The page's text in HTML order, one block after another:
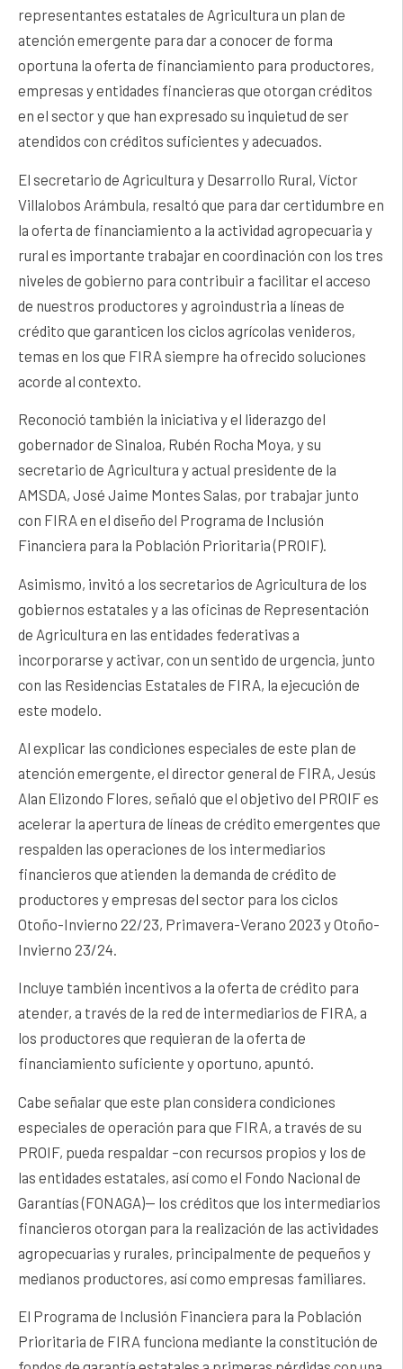
representantes estatales de Agricultura un plan de
atención emergente para dar a conocer de forma
oportuna la oferta de financiamiento para productores,
empresas y entidades financieras que otorgan créditos
en el sector y que han expresado su inquietud de ser
atendidos con créditos suficientes y adecuados.
El secretario de Agricultura y Desarrollo Rural, Víctor
Villalobos Arámbula, resaltó que para dar certidumbre en
la oferta de financiamiento a la actividad agropecuaria y
rural es importante trabajar en coordinación con los tres
niveles de gobierno para contribuir a facilitar el acceso
de nuestros productores y agroindustria a líneas de
crédito que garanticen los ciclos agrícolas venideros,
temas en los que FIRA siempre ha ofrecido soluciones
acorde al contexto.
Reconoció también la iniciativa y el liderazgo del
gobernador de Sinaloa, Rubén Rocha Moya, y su
secretario de Agricultura y actual presidente de la
AMSDA, José Jaime Montes Salas, por trabajar junto
con FIRA en el diseño del Programa de Inclusión
Financiera para la Población Prioritaria (PROIF).
Asimismo, invitó a los secretarios de Agricultura de los
gobiernos estatales y a las oficinas de Representación
de Agricultura en las entidades federativas a
incorporarse y activar, con un sentido de urgencia, junto
con las Residencias Estatales de FIRA, la ejecución de
este modelo.
Al explicar las condiciones especiales de este plan de
atención emergente, el director general de FIRA, Jesús
Alan Elizondo Flores, señaló que el objetivo del PROIF es
acelerar la apertura de líneas de crédito emergentes que
respalden las operaciones de los intermediarios
financieros que atienden la demanda de crédito de
productores y empresas del sector para los ciclos
Otoño-Invierno 22/23, Primavera-Verano 2023 y Otoño-
Invierno 23/24.
Incluye también incentivos a la oferta de crédito para
atender, a través de la red de intermediarios de FIRA, a
los productores que requieran de la oferta de
financiamiento suficiente y oportuno, apuntó.
Cabe señalar que este plan considera condiciones
especiales de operación para que FIRA, a través de su
PROIF, pueda respaldar –con recursos propios y los de
las entidades estatales, así como el Fondo Nacional de
Garantías (FONAGA)— los créditos que los intermediarios
financieros otorgan para la realización de las actividades
agropecuarias y rurales, principalmente de pequeños y
medianos productores, así como empresas familiares.
El Programa de Inclusión Financiera para la Población
Prioritaria de FIRA funciona mediante la constitución de